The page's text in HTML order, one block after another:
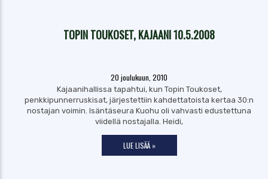
TOPIN TOUKOSET, KAJAANI 10.5.2008
20 joulukuun, 2010
Kajaanihallissa tapahtui, kun Topin Toukoset,
penkkipunnerruskisat, järjestettiin kahdettatoista kertaa 30:n
nostajan voimin. Isäntäseura Kuohu oli vahvasti edustettuna
viidellä nostajalla. Heidi,
LUE LISÄÄ »